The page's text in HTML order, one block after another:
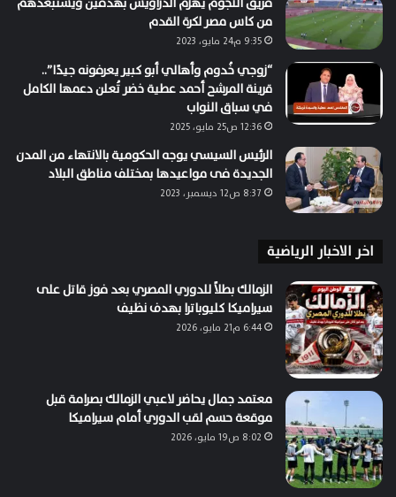
من كاس مصر لكرة القدم
9:35 م24 مايو، 2023
“زوجي خُدوم وأهالي أبو كبير يعرفونه جيدًا”..
قرينة المرشح أحمد عطية خضر تُعلن دعمها الكامل
في سباق النواب
12:36 ص25 مايو، 2025
الرئيس السيسي يوجه الحكومية بالانتهاء من المدن
الجديدة فى مواعيدها بمختلف مناطق البلاد
8:37 ص12 ديسمبر، 2023
اخر الاخبار الرياضية
الزمالك بطلاً للدوري المصري بعد فوز قاتل على
سيراميكا كليوباترا بهدف نظيف
6:44 م21 مايو، 2026
معتمد جمال يحاضر لاعبي الزمالك بصرامة قبل
موقعة حسم لقب الدوري أمام سيراميكا
8:02 ص19 مايو، 2026